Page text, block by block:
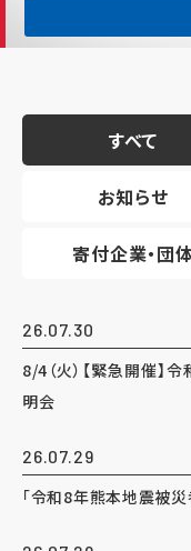
すべて
お知らせ
寄付企業・団
26.07.30
8/4（火）【緊急開催】
明会
26.07.29
「令和8年熊本地震被災